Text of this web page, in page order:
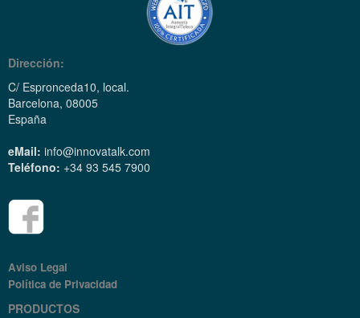
Dirección:
C/ Espronceda10, local.
Barcelona, 08005
España
eMail: info@innovatalk.com
Teléfono: +34 93 545 7900
Aviso Legal
Política de Privacidad
PRODUCTOS